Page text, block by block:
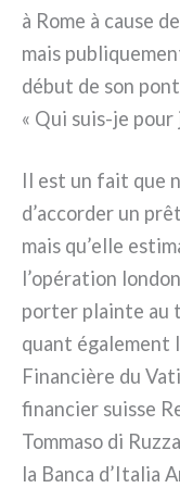
à Rome à cau­se
mais
début de son
« Qui suis-je pour
Il est un fait que
d’accorder un
mais qu’elle
l’opération
por­ter plain­te au
quant éga­le­ment
Financière du
finan­cier suis­se
Tommaso di
la Banca d’Italia